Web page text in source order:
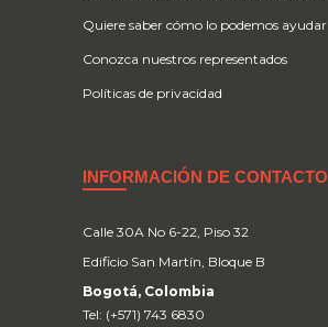
Quiere saber cómo lo podemos ayudar
Conozca nuestros representados
Políticas de privacidad
INFORMACIÓN DE CONTACTO
Calle 30A No 6-22, Piso 32
Edificio San Martín, Bloque B
Bogotá, Colombia
Tel: (+571) 743 6830